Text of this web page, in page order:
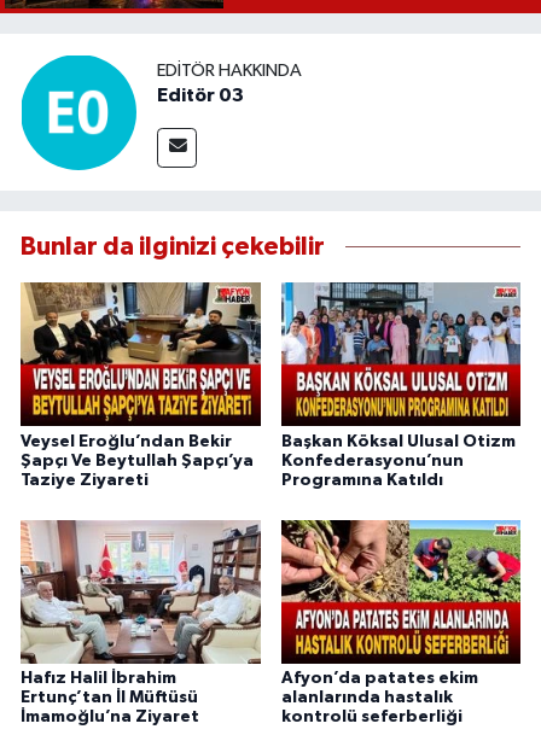
EDITÖR HAKKINDA
Editör 03
Bunlar da ilginizi çekebilir
Veysel Eroğlu’ndan Bekir
Şapçı Ve Beytullah Şapçı’ya
Taziye Ziyareti
Başkan Köksal Ulusal Otizm
Konfederasyonu’nun
Programına Katıldı
Hafız Halil İbrahim
Ertunç’tan İl Müftüsü
İmamoğlu’na Ziyaret
Afyon’da patates ekim
alanlarında hastalık
kontrolü seferberliği